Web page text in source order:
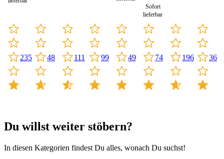
235 48 111 99 49
Sofort
lieferbar
74 196 36
Du willst weiter stöbern?
In diesen Kategorien findest Du alles, wonach Du suchst!